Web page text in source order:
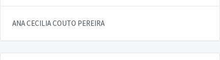
ANA CECILIA COUTO PEREIRA